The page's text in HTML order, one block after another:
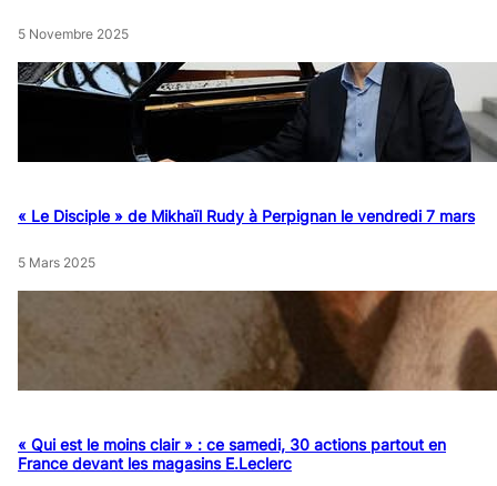
5 Novembre 2025
« Le Disciple » de Mikhaïl Rudy à Perpignan le vendredi 7 mars
5 Mars 2025
« Qui est le moins clair » : ce samedi, 30 actions partout en
France devant les magasins E.Leclerc